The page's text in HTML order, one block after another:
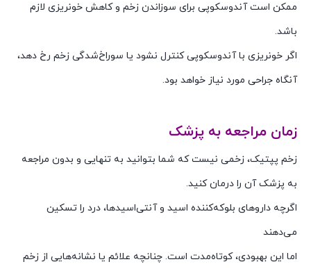
ممکن است آندوسکوپی برای سوزاندن زخم و کاهش خونریزی لازم
باشد.
اگر خونریزی با آندوسکوپی کنترل نشود یا سوراخ‌شدگی زخم رخ دهد،
آنگاه جراحی مورد نیاز خواهد بود.
زمان مراجعه به پزشک
زخم پپتیک، زخمی نیست که شما بتوانید به تنهایی و بدون مراجعه
به پزشک آن را درمان کنید.
اگرچه داروهای بلوکه‌کننده اسید و آنتی‌اسیدها، درد را تسکین
می‌دهند
اما این بهبودی، کوتاه‌مدت است. چنانچه علائم یا نشانه‌هایی از زخم